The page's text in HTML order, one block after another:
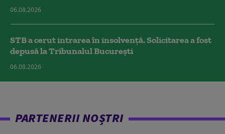
06.08.2026
STB a cerut intrarea în insolvență. Solicitarea a fost
depusă la Tribunalul București
06.08.2026
PARTENERII NOȘTRI